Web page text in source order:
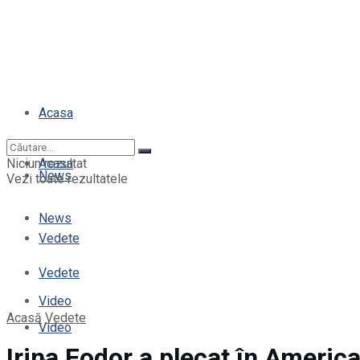
Acasa
News
Vedete
Video
Acasa
News
Vedete
Video
Niciun rezultat
Vezi toate rezultatele
Acasă Vedete